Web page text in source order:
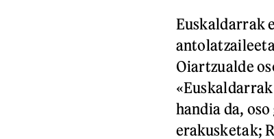
Euskaldarrak
Oiartzualde
handia da,
erakusketak;